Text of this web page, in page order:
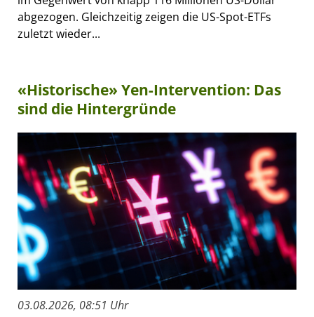
abgezogen. Gleichzeitig zeigen die US-Spot-ETFs
zuletzt wieder...
«Historische» Yen-Intervention: Das
sind die Hintergründe
03.08.2026, 08:51 Uhr